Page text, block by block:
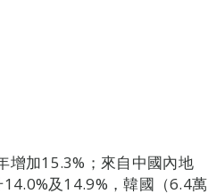
增加15.3%；來自中國內地
及14.9%，韓國（6.4萬